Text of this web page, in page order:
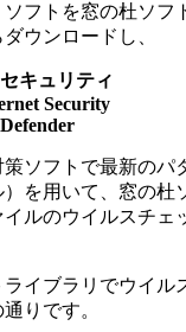
フトを窓の杜ソフ
ウンロードし、
キュリティ
Security
ソフトで最新のパ
）を用いて、窓の杜
ルのウイルスチェ
イブラリでウイル
りです。